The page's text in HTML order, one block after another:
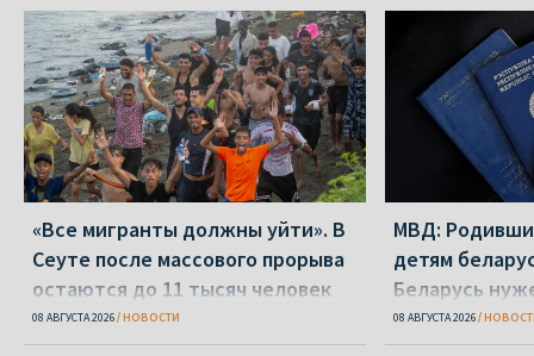
«Все мигранты должны уйти». В
Сеуте после массового прорыва
остаются до 11 тысяч человек
08 АВГУСТА 2026 НОВОСТИ
МВД:
детям
Беларусь
паспорт
08 АВГУСТА 2026